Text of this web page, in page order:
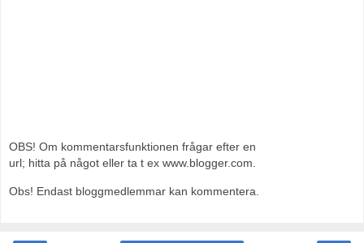
OBS! Om kommentarsfunktionen frågar efter en
url; hitta på något eller ta t ex www.blogger.com.
Obs! Endast bloggmedlemmar kan kommentera.